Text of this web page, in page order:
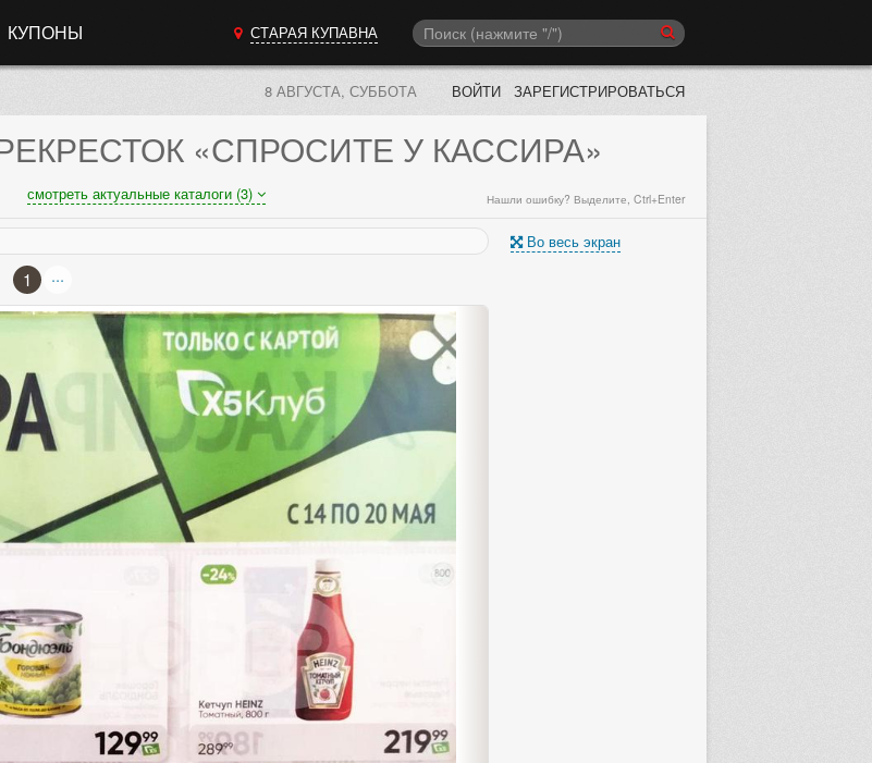
КУПОНЫ СТАРАЯ КУПАВНА
8 АВГУСТА, СУББОТА ВОЙТИ ЗАРЕГИСТРИРОВАТЬСЯ
«СПРОСИТЕ У КАССИРА»
смотреть актуальные каталоги (3) Нашли ошибку? Выделите, Ctrl+Enter
Во весь экран
1 ...